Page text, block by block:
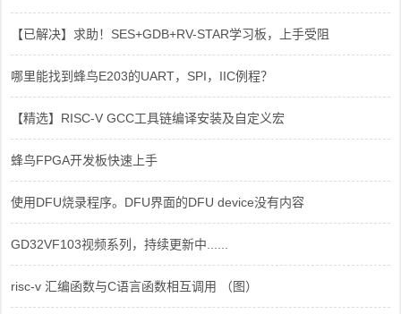
【已解决】求助！SES+GDB+RV-STAR学习板，上手受阻
哪里能找到蜂鸟E203的UART，SPI，IIC例程？
【精选】RISC-V GCC工具链编译安装及自定义宏
蜂鸟FPGA开发板快速上手
使用DFU烧录程序。DFU界面的DFU device没有内容
GD32VF103视频系列，持续更新中......
risc-v 汇编函数与C语言函数相互调用 （图）